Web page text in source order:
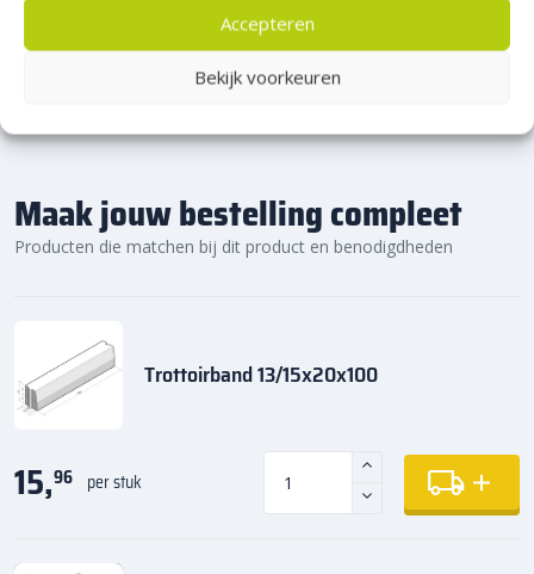
Accepteren
Bekijk voorkeuren
Maak jouw bestelling compleet
Producten die matchen bij dit product en benodigdheden
Trottoirband 13/15x20x100
15,96 per stuk